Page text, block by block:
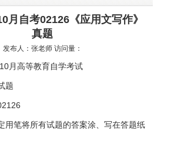
月自考02126《应用文写作》
真题
发布人： 张老师访问量：
高等教育自学考试
题
笔将所有试题的答案涂、写在答题纸